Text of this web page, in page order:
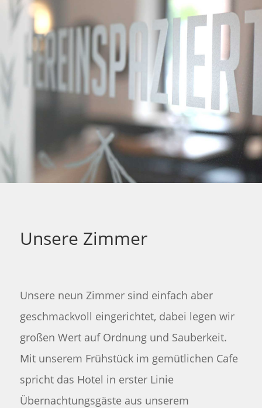
Unsere Zimmer
Unsere neun Zimmer sind einfach aber
geschmackvoll eingerichtet, dabei legen wir
großen Wert auf Ordnung und Sauberkeit.
Mit unserem Frühstück im gemütlichen Cafe
spricht das Hotel in erster Linie
Übernachtungsgäste aus unserem